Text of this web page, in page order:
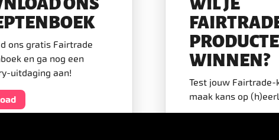
ONS
ons gratis Fairtrade
en ga nog een
uitdaging aan!
WIL JE
WINNEN?
Test jouw Fairtrade-
maak kans op